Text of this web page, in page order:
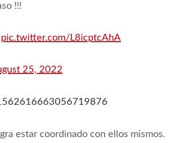
!!!
pic.twitter.com/L8icptcAhA
25, 2022
estar coordinado con ellos mismos.